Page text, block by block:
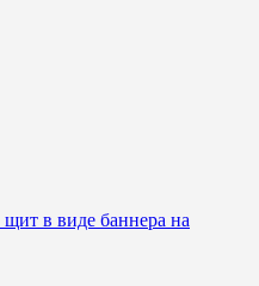
в виде баннера на